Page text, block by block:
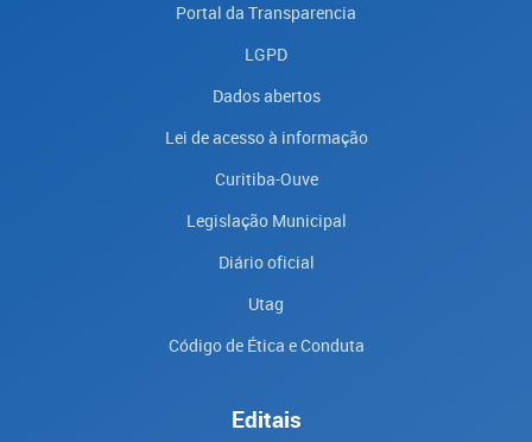
Portal da Transparencia
LGPD
Dados abertos
Lei de acesso à informação
Curitiba-Ouve
Legislação Municipal
Diário oficial
Utag
Código de Ética e Conduta
Editais